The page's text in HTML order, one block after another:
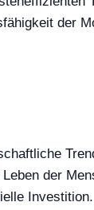
der
der